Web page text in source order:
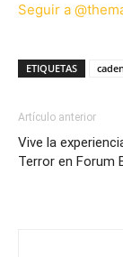
Seguir a
ETIQUETAS
Artículo anterior
Vive la
Terror en Forum